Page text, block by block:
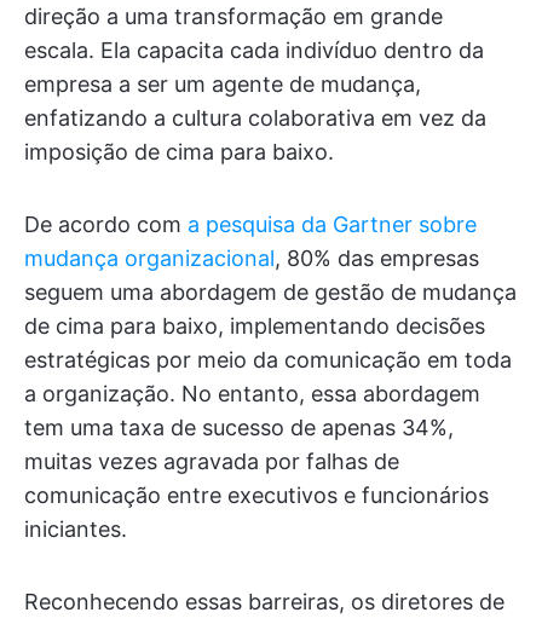
direção a uma transformação em grande
escala. Ela capacita cada indivíduo dentro da
empresa a ser um agente de mudança,
enfatizando a cultura colaborativa em vez da
imposição de cima para baixo.
De acordo com a pesquisa da Gartner sobre
mudança organizacional, 80% das empresas
seguem uma abordagem de gestão de mudança
de cima para baixo, implementando decisões
estratégicas por meio da comunicação em toda
a organização. No entanto, essa abordagem
tem uma taxa de sucesso de apenas 34%,
muitas vezes agravada por falhas de
comunicação entre executivos e funcionários
iniciantes.
Reconhecendo essas barreiras, os diretores de